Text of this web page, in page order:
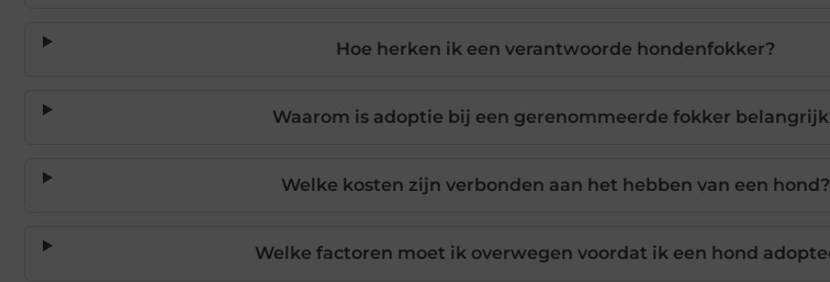
Hoe herken ik een verantwoorde hondenfokker?
Waarom is adoptie bij een gerenommeerde fokker
Welke kosten zijn verbonden aan het hebben van een hond?
Welke factoren moet ik overwegen voordat ik een hond